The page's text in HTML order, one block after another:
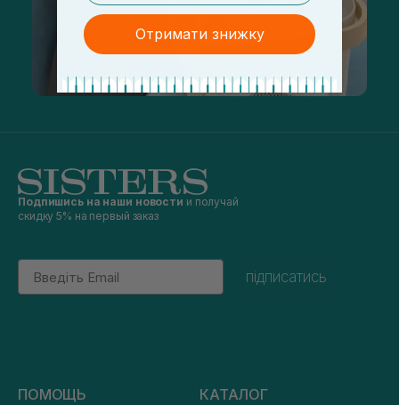
Подпишись на наши новости и получай
скидку 5% на первый заказ
Email
підписатись
ПОМОЩЬ КАТАЛОГ
Отримати знижку